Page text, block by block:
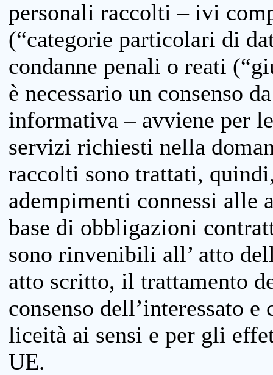
personali raccolti – ivi
(“categorie particolari di
condanne penali o reati
è necessario un consenso
informativa – avviene per
servizi richiesti nella
raccolti sono trattati,
adempimenti connessi
base di obbligazioni
sono rinvenibili all’ atto
atto scritto, il trattamento
consenso dell’interessato
liceità ai sensi e per gli
UE.